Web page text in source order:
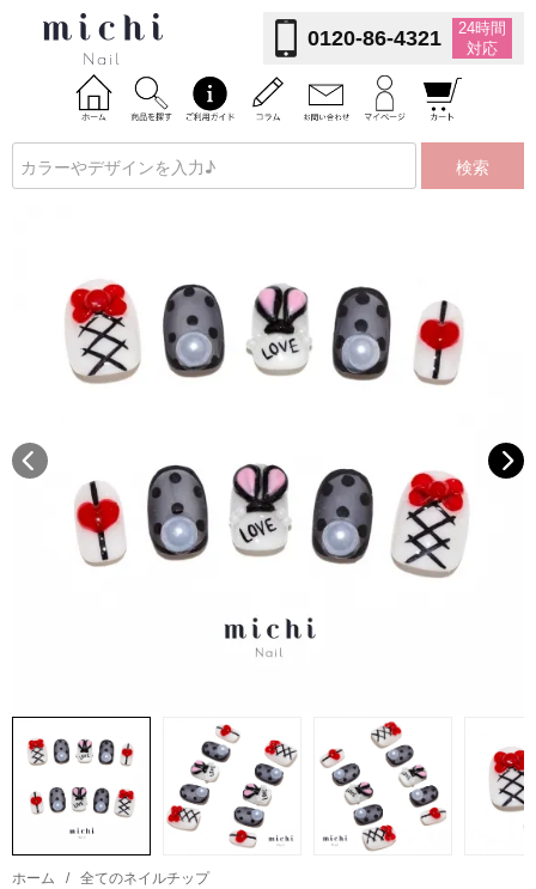
0120-86-4321
24時間
対応
検索
ホーム / 全てのネイルチップ